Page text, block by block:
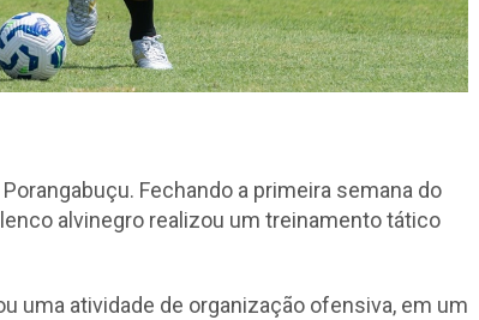
Fechando a primeira semana do
alvinegro realizou um treinamento tático
uma atividade de organização ofensiva, em um